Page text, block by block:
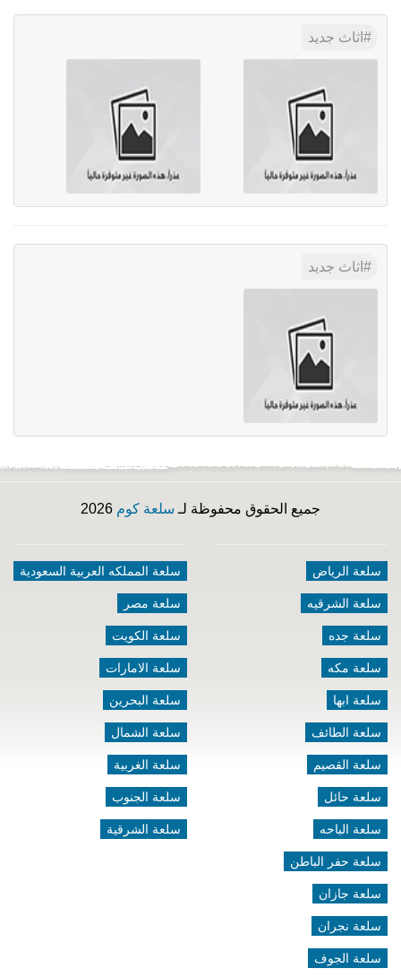
اثاث جديد
اثاث جديد
جميع الحقوق محفوظة لـ سلعة كوم
سلعة الرياض
سلعة الشرقيه
سلعة جده
سلعة مكه
سلعة ابها
سلعة الطائف
سلعة القصيم
سلعة حائل
سلعة الباحه
سلعة حفر الباطن
سلعة جازان
سلعة نجران
سلعة الجوف
سلعة المملكه العربية السعودية
سلعة مصر
سلعة الكويت
سلعة الامارات
سلعة البحرين
سلعة الشمال
سلعة الغربية
سلعة الجنوب
سلعة الشرقية